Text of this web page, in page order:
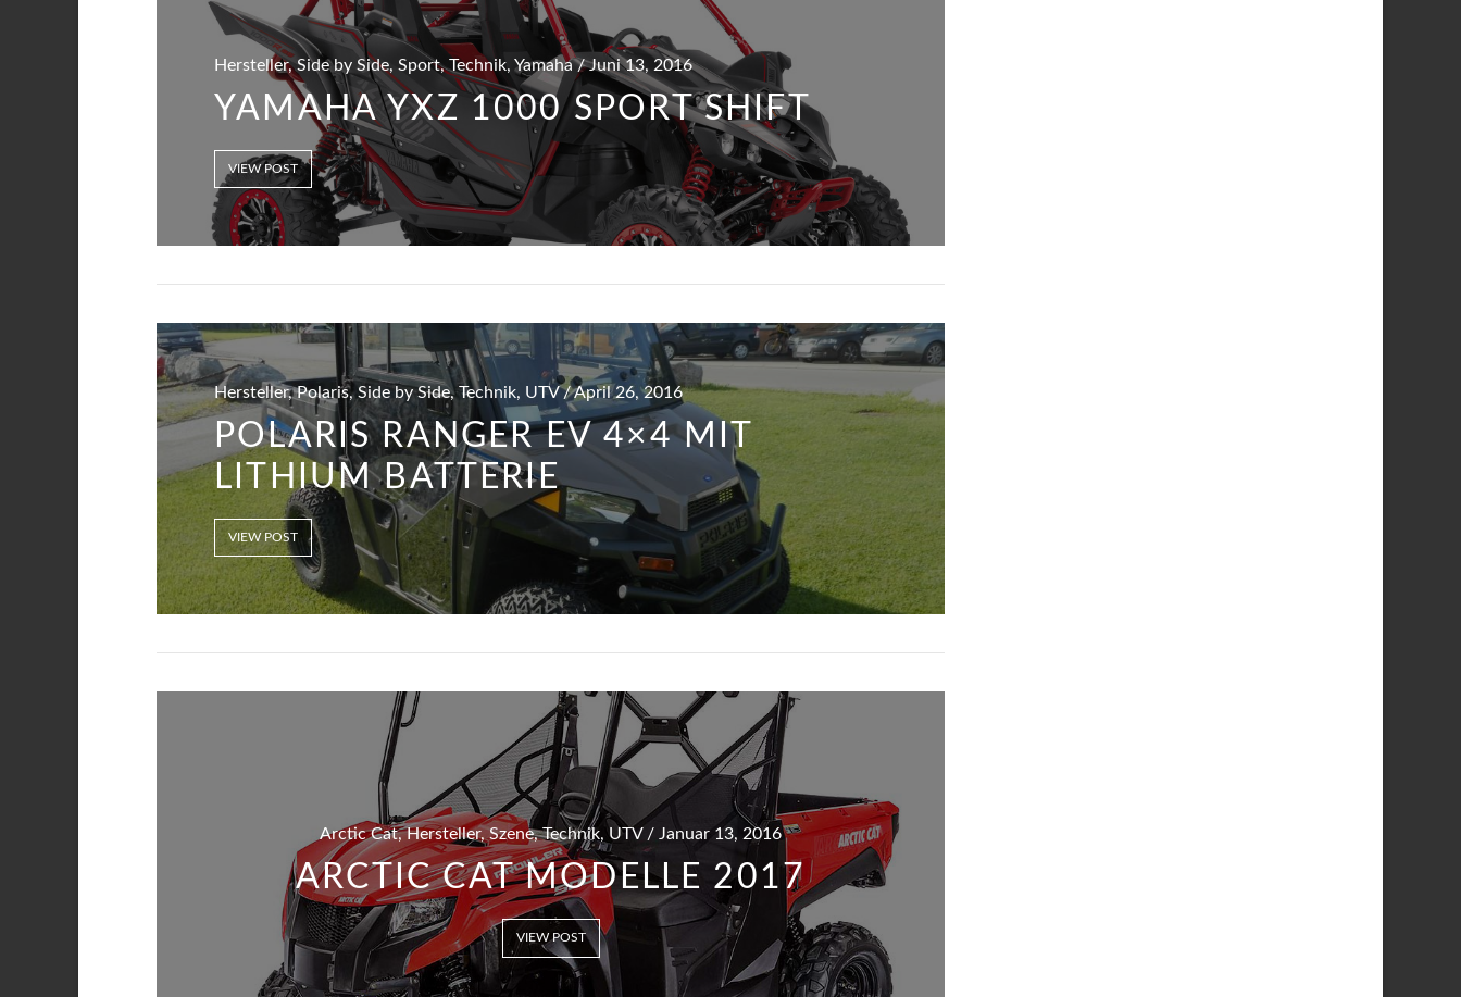
Hersteller, Side by Side, Sport, Technik, Yamaha / Juni 13, 2016
YAMAHA YXZ 1000 SPORT SHIFT
VIEW POST
Hersteller, Polaris, Side by Side, Technik, UTV / April 26, 2016
POLARIS RANGER EV 4×4 MIT
LITHIUM BATTERIE
VIEW POST
Arctic Cat, Hersteller, Szene, Technik, UTV / Januar 13, 2016
ARCTIC CAT MODELLE 2017
VIEW POST